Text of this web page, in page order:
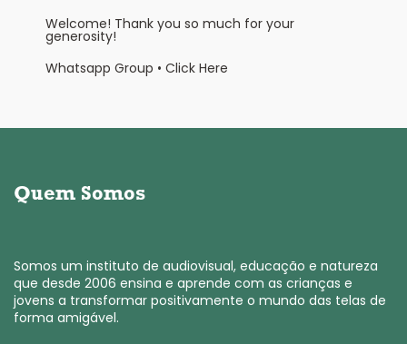
Welcome! Thank you so much for your
generosity!
Whatsapp Group • Click Here
Quem Somos
Somos um instituto de audiovisual, educação e natureza
que desde 2006 ensina e aprende com as crianças e
jovens a transformar positivamente o mundo das telas de
forma amigável.